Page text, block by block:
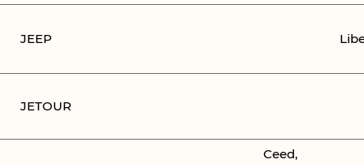
JEEP
JETOUR
Ceed,